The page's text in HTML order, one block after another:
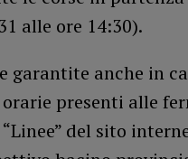
alle ore 14:30).
garantite anche in
presenti alle
del sito